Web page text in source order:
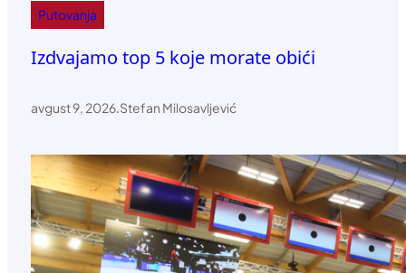
Putovanja
Izdvajamo top 5 koje morate obići
avgust 9, 2026.Stefan Milosavljević